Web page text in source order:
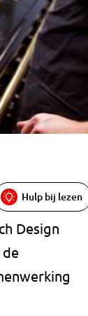
Hulp bij lezen
Design